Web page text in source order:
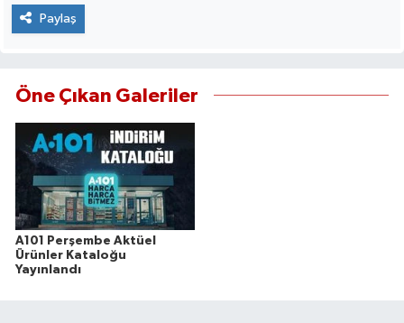
Paylaş
Öne Çıkan Galeriler
A101 Perşembe Aktüel
Ürünler Kataloğu
Yayınlandı